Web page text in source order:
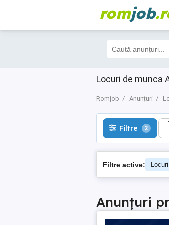
romjob
Locuri de munca
Romjob Anunțuri
Filtre 2
Filtre 2
Filtre active:
Anunțuri